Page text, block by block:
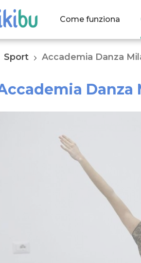
Come funziona
Sport Accademia Danza
Danza